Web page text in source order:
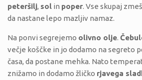
peteršilj, sol in poper. Vse skupaj
da nastane lepo mazljiv namaz.
Na ponvi segrejemo olivno olje.
večje koščke in jo dodamo na segreto
časa, da postane mehka. Nato
znižamo in dodamo žličko rjavega